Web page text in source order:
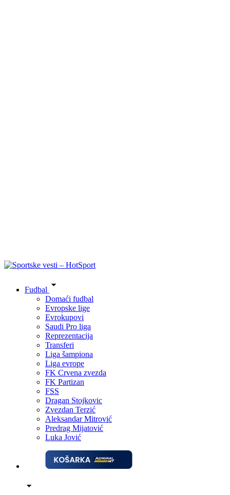
Fudbal
Domaći fudbal
Evropske lige
Evrokupovi
Saudi Pro liga
Reprezentacija
Transferi
Liga šampiona
Liga evrope
FK Crvena zvezda
FK Partizan
FSS
Dragan Stojkovic
Zvezdan Terzić
Aleksandar Mitrović
Predrag Mijatović
Luka Jović